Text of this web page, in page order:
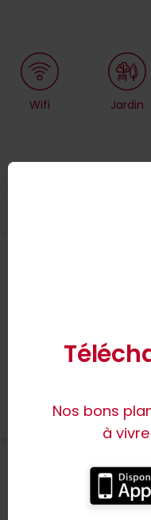
Wifi Jardin
Informations
Nom de
Nos bons
à